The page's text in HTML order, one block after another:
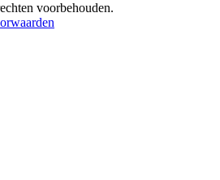
voorbehouden.